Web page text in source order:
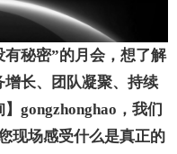
秘密”的月会，想了解
长、团队凝聚、持续
gongzhonghao ，我们
现场感受什么是真正的